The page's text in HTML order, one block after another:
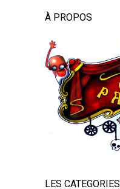
À PROPOS
LES CATEGORIES